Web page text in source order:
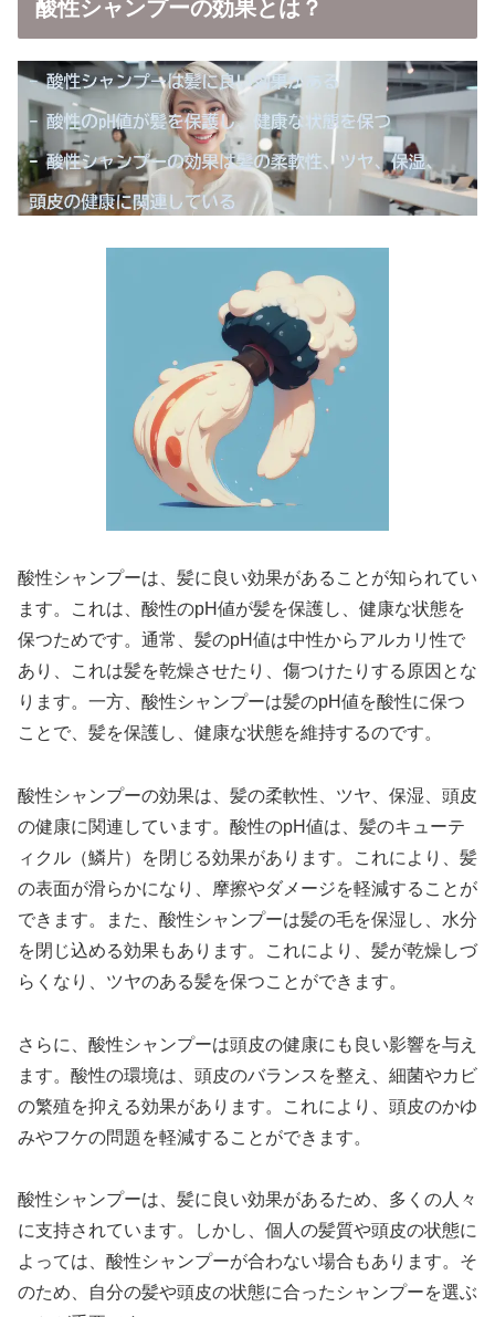
酸性シャンプーの効果とは？
酸性シャンプーは、髪に良い効果があることが知られてい
ます。これは、酸性のpH値が髪を保護し、健康な状態を
保つためです。通常、髪のpH値は中性からアルカリ性で
あり、これは髪を乾燥させたり、傷つけたりする原因とな
ります。一方、酸性シャンプーは髪のpH値を酸性に保つ
ことで、髪を保護し、健康な状態を維持するのです。
酸性シャンプーの効果は、髪の柔軟性、ツヤ、保湿、頭皮
の健康に関連しています。酸性のpH値は、髪のキューテ
ィクル（鱗片）を閉じる効果があります。これにより、髪
の表面が滑らかになり、摩擦やダメージを軽減することが
できます。また、酸性シャンプーは髪の毛を保湿し、水分
を閉じ込める効果もあります。これにより、髪が乾燥しづ
らくなり、ツヤのある髪を保つことができます。
さらに、酸性シャンプーは頭皮の健康にも良い影響を与え
ます。酸性の環境は、頭皮のバランスを整え、細菌やカビ
の繁殖を抑える効果があります。これにより、頭皮のかゆ
みやフケの問題を軽減することができます。
酸性シャンプーは、髪に良い効果があるため、多くの人々
に支持されています。しかし、個人の髪質や頭皮の状態に
よっては、酸性シャンプーが合わない場合もあります。そ
のため、自分の髪や頭皮の状態に合ったシャンプーを選ぶ